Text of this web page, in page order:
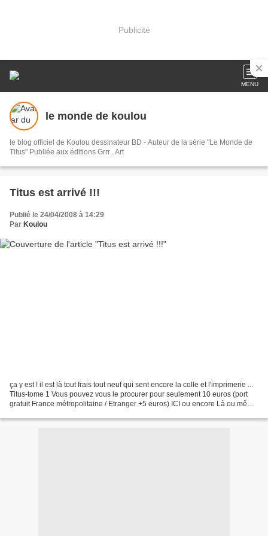
Publicité
MENU
le monde de koulou
le blog officiel de Koulou dessinateur BD - Auteur de la série "Le Monde de
Titus" Publiée aux éditions Grrr...Art
Titus est arrivé !!!
Publié le 24/04/2008 à 14:29
Par Koulou
ça y est ! il est là tout frais tout neuf qui sent encore la colle et l'imprimerie ...
Titus-tome 1 Vous pouvez vous le procurer pour seulement 10 euros (port
gratuit France métropolitaine / Etranger +5 euros) ICI ou encore Là ou même